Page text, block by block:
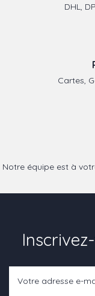
DHL,
Cartes,
Notre équipe est à